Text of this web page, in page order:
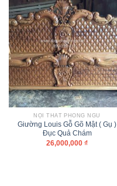
NỘI THẤT PHÒNG NGỦ
Giường Louis Gỗ Gõ Mật ( Gụ )
Đục Quả Chám
26,000,000 ₫